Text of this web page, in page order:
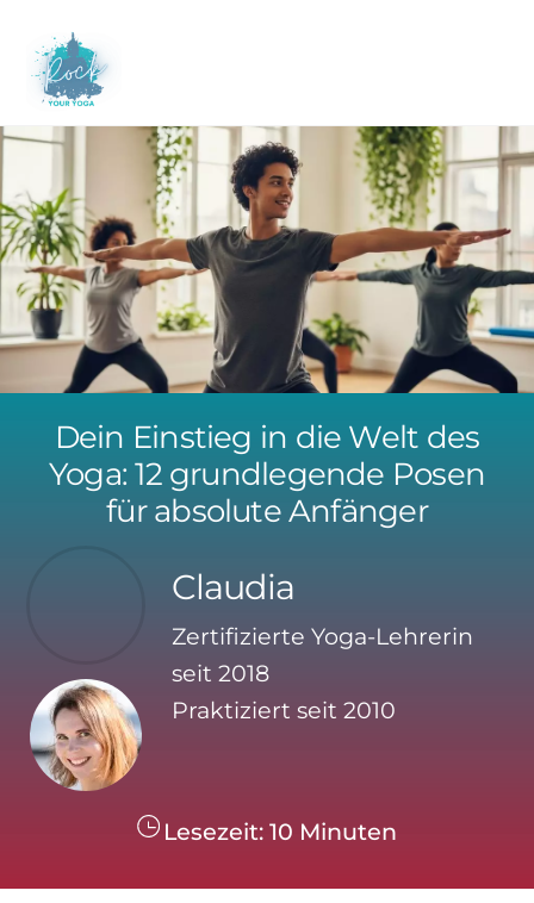
content
Dein Einstieg in die Welt des
Yoga: 12 grundlegende Posen
für absolute Anfänger
Claudia
Zertifizierte Yoga-Lehrerin
seit 2018
Praktiziert seit 2010
Lesezeit:10 Minuten